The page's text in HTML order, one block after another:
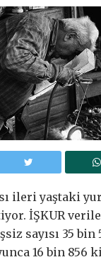
ileri yaştaki
İŞKUR
sayısı 35 bin
16 bin 856